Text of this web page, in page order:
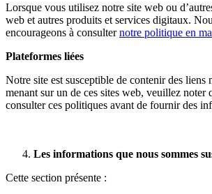
Lorsque vous utilisez notre site web ou
web et autres produits et services digitaux.
encourageons à consulternotre politique en
Plateformes liées
Notre site est susceptible de contenir des
menant sur un de ces sites web, veuillez noter
consulter ces politiques avant de fournir des
Les informations que nous sommes
Cette section présente :